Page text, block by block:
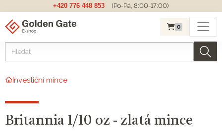
+420 776 448 853 (Po-Pá, 8:00-17:00)
0
Investiční mince
Britannia 1/10 oz - zlatá mince